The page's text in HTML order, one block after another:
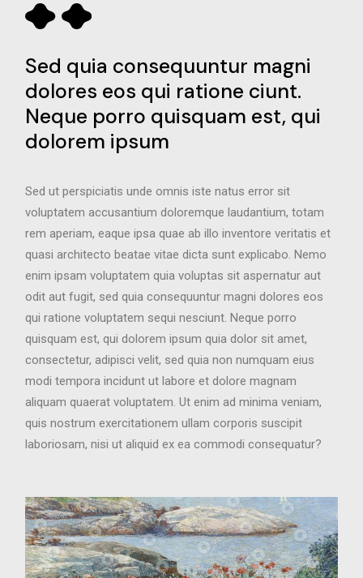
Sed quia consequuntur magni
dolores eos qui ratione ciunt.
Neque porro quisquam est, qui
dolorem ipsum
Sed ut perspiciatis unde omnis iste natus error sit
voluptatem accusantium doloremque laudantium, totam
rem aperiam, eaque ipsa quae ab illo inventore veritatis et
quasi architecto beatae vitae dicta sunt explicabo. Nemo
enim ipsam voluptatem quia voluptas sit aspernatur aut
odit aut fugit, sed quia consequuntur magni dolores eos
qui ratione voluptatem sequi nesciunt. Neque porro
quisquam est, qui dolorem ipsum quia dolor sit amet,
consectetur, adipisci velit, sed quia non numquam eius
modi tempora incidunt ut labore et dolore magnam
aliquam quaerat voluptatem. Ut enim ad minima veniam,
quis nostrum exercitationem ullam corporis suscipit
laboriosam, nisi ut aliquid ex ea commodi consequatur?